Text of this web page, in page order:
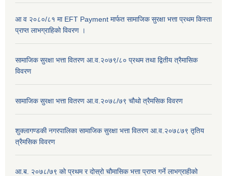
आ व २०८०/८१ मा EFT Payment मार्फत सामाजिक सुरक्षा भत्ता प्रथम किस्ता
प्राप्त लाभग्राहिकाे विवरण ।
सामाजिक सुरक्षा भत्ता वितरण आ.व.२०७९/८० प्रथम तथा द्वितीय त्रैमासिक
विवरण
सामाजिक सुरक्षा भत्ता वितरण आ.व.२०७८/७९ चौथो त्रैमसिक विवरण
शुक्लागण्डकी नगरपालिका सामाजिक सुरक्षा भत्ता वितरण आ.व.२०७८७९ तृतिय
त्रैमसिक विवरण
आ.ब. २०७८/७९ को प्रथम र दोस्रो चौमासिक भत्ता प्राप्त गर्ने लाभग्राहीको